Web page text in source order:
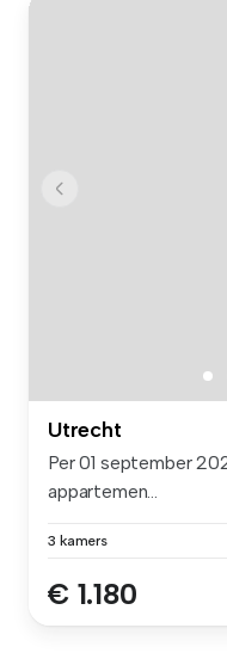
Utrecht
Per 01 september
appartemen...
3 kamers
€ 1.180